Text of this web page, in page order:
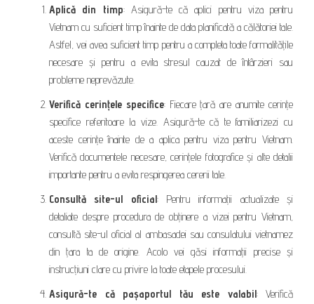
Aplică din timp: Asigură-te că aplici pentru viza pentru
Vietnam cu suficient timp înainte de data planificată a călătoriei tale.
Astfel, vei avea suficient timp pentru a completa toate formalitățile
necesare și pentru a evita stresul cauzat de întârzieri sau
probleme neprevăzute.
Verifică cerințele specifice: Fiecare țară are anumite cerințe
specifice referitoare la vize. Asigură-te că te familiarizezi cu
aceste cerințe înainte de a aplica pentru viza pentru Vietnam.
Verifică documentele necesare, cerințele fotografice și alte detalii
importante pentru a evita respingerea cererii tale.
Consultă site-ul oficial: Pentru informații actualizate și
detaliate despre procedura de obținere a vizei pentru Vietnam,
consultă site-ul oficial al ambasadei sau consulatului vietnamez
din țara ta de origine. Acolo vei găsi informații precise și
instrucțiuni clare cu privire la toate etapele procesului.
Asigură-te că pașaportul tău este valabil: Verifică